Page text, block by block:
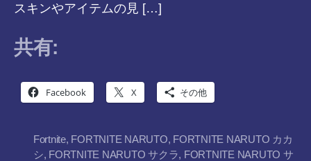
スキンやアイテムの見 […]
共有:
Facebook X その他
Fortnite, FORTNITE NARUTO, FORTNITE NARUTO カカ
シ, FORTNITE NARUTO サクラ, FORTNITE NARUTO サ